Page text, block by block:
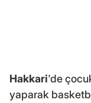
Hakkari'de
yaparak